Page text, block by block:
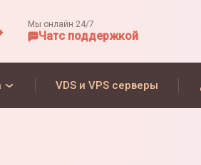
Мы онлайн 24/7
Чатс поддержкой
VDS и VPS серверы